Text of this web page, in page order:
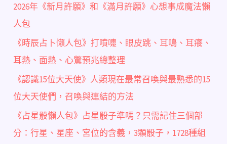
2026年《新月許願》和《滿月許願》心想事成魔法懶
人包
《時辰占卜懶人包》打噴嚏、眼皮跳、耳鳴、耳癢、
耳熱、面熱、心驚預兆總整理
《認識15位大天使》人類現在最常召喚與最熟悉的15
位大天使們，召喚與連結的方法
《占星骰懶人包》占星骰子準嗎？只需記住三個部
分：行星、星座、宮位的含義，3顆骰子，1728種組